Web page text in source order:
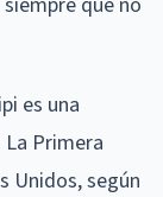
es una
Primera
Unidos, según